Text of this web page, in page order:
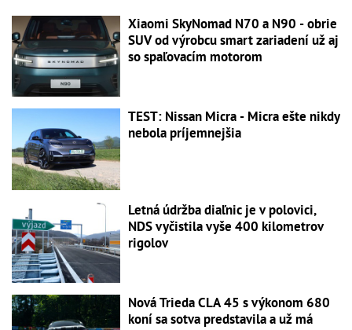
Xiaomi SkyNomad N70 a N90 - obrie
SUV od výrobcu smart zariadení už aj
so spaľovacím motorom
TEST: Nissan Micra - Micra ešte nikdy
nebola príjemnejšia
Letná údržba diaľnic je v polovici,
NDS vyčistila vyše 400 kilometrov
rigolov
Nová Trieda CLA 45 s výkonom 680
koní sa sotva predstavila a už má